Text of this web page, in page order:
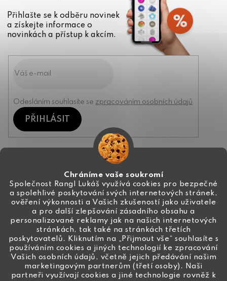
Chráníme vaše soukromí
Společnost Rangl Lukáš využívá cookies pro bezpečné
a spolehlivé poskytování svých internetových stránek,
ověření výkonnosti a Vašich zkušeností jako uživatele
a pro další zlepšování zásadního obsahu a
personalizované reklamy jak na našich internetových
stránkách, tak také na stránkách třetích
poskytovatelů. Kliknutím na „Přijmout vše“ souhlasíte s
používáním cookies a jiných technologií ke zpracování
Vašich osobních údajů, včetně jejich předávání našim
marketingovým partnerům (třetí osoby). Naši
partneři využívají cookies a jiné technologie rovněž k
Přihlašte se k odběru novinek
a získejte informace o
novinkách a přístup k akcím.
Odesláním souhlasíte se zpracováním osobních údajů
PŘIHLÁSIT
info@ceske-koralky.cz
+420 774 444 191